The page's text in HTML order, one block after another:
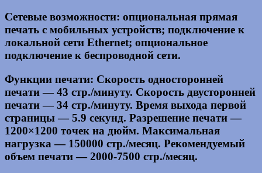
Сетевые возможности: опциональная прямая
печать с мобильных устройств; подключение к
локальной сети Ethernet; опциональное
подключение к беспроводной сети.
Функции печати: Скорость односторонней
печати — 43 стр./минуту. Скорость двусторонней
печати — 34 стр./минуту. Время выхода первой
страницы — 5.9 секунд. Разрешение печати —
1200×1200 точек на дюйм. Максимальная
нагрузка — 150000 стр./месяц. Рекомендуемый
объем печати — 2000-7500 стр./месяц.